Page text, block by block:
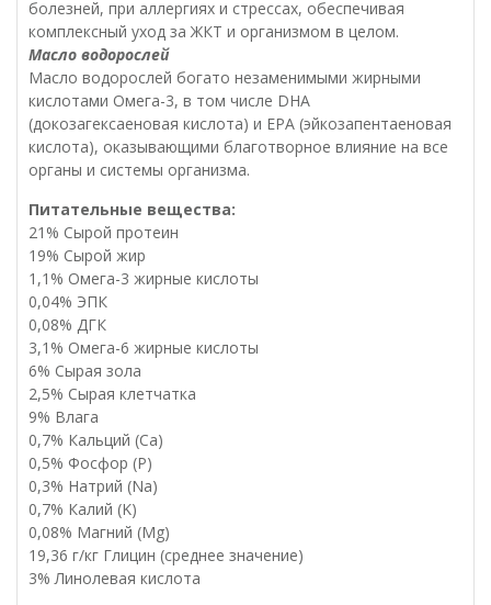
болезней, при аллергиях и стрессах, обеспечивая
комплексный уход за ЖКТ и организмом в целом.
Масло водорослей
Масло водорослей богато незаменимыми жирными
кислотами Омега-3, в том числе DHA
(докозагексаеновая кислота) и EPA (эйкозапентаеновая
кислота), оказывающими благотворное влияние на все
органы и системы организма.
Питательные вещества:
21% Сырой протеин
19% Сырой жир
1,1% Омега-3 жирные кислоты
0,04% ЭПК
0,08% ДГК
3,1% Омега-6 жирные кислоты
6% Сырая зола
2,5% Сырая клетчатка
9% Влага
0,7% Кальций (Са)
0,5% Фосфор (P)
0,3% Натрий (Na)
0,7% Калий (K)
0,08% Магний (Mg)
19,36 г/кг Глицин (среднее значение)
3% Линолевая кислота